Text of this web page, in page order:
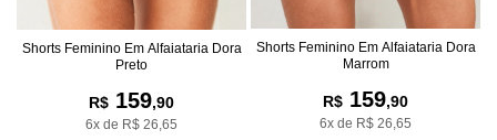
Shorts Feminino Em Alfaiataria Dora
Preto
R$ 159,90
6x de R$ 26,65
Shorts Feminino Em Alfaiataria Dora
Marrom
R$ 159,90
6x de R$ 26,65